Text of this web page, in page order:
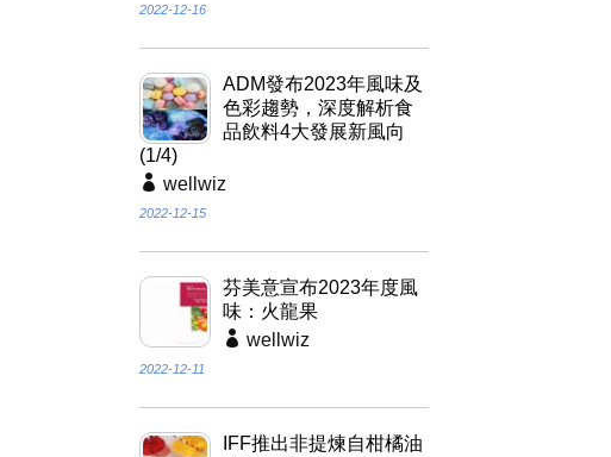
2022-12-16
ADM發布2023年風味及
色彩趨勢，深度解析食
品飲料4大發展新風向
(1/4)
wellwiz
2022-12-15
芬美意宣布2023年度風
味：火龍果
wellwiz
2022-12-11
IFF推出非提煉自柑橘油